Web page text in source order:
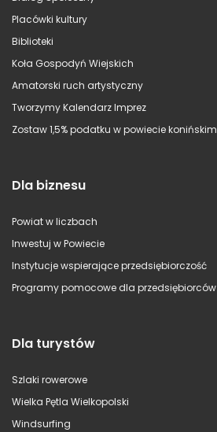
Placówki kultury
Biblioteki
Koła Gospodyń Wiejskich
Amatorski ruch artystyczny
Tworzymy Kalendarz Imprez
Zostaw 1,5% podatku w powiecie konińskim
Dla biznesu
Powiat w liczbach
Inwestuj w Powiecie
Instytucje wspierające przedsiębiorczość
Programy pomocowe dla przedsiębiorców
Dla turystów
Szlaki rowerowe
Wielka Pętla Wielkopolski
Windsurfing